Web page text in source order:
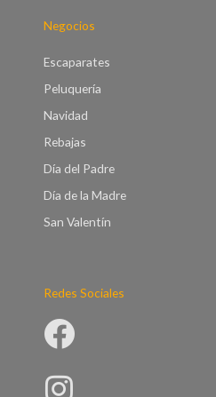
Negocios
Escaparates
Peluquería
Navidad
Rebajas
Día del Padre
Día de la Madre
San Valentín
Redes Sociales